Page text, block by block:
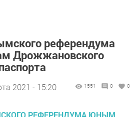
референдума
Дрожжановского
2021 - 15:20 1551 0 0